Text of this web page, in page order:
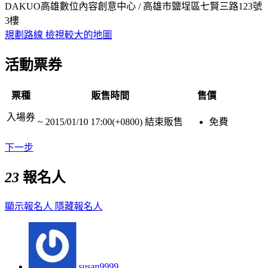
DAKUO高雄數位內容創意中心 / 高雄市鹽埕區七賢三路123號
3樓
規劃路線 檢視較大的地圖
活動票券
票種 販售時間 售價
入場券 ~ 2015/01/10 17:00(+0800) 結束販售 免費
下一步
23 報名人
顯示報名人 隱藏報名人